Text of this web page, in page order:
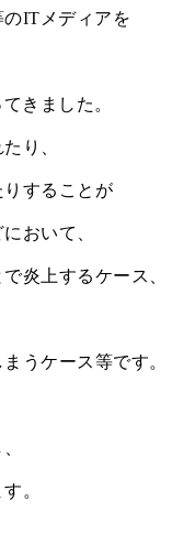
ITメディアを
きました。
り、
することが
おいて、
炎上するケース、
うケース等です。
。